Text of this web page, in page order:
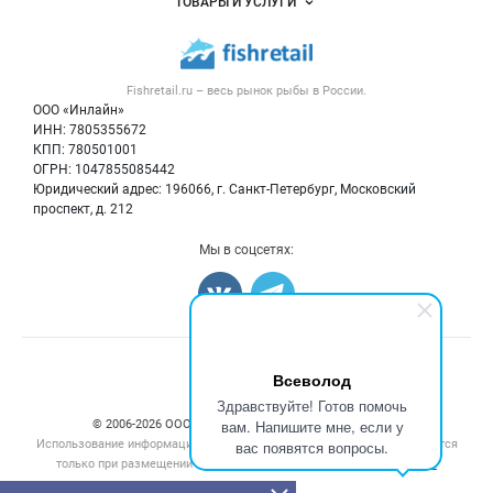
Всеволод
Здравствуйте! Готов помочь
вам. Напишите мне, если у
вас появятся вопросы.
Fishretail.ru – весь рынок рыбы в России.
ООО «Инлайн»
ИНН: 7805355672
КПП: 780501001
ОГРН: 1047855085442
Юридический адрес: 196066, г. Санкт-Петербург, Московский
проспект, д. 212
Размещение рекламы
Публичная оферта
Контактная информация
Политика обработки персональных данных
Новости рынка
Блог
Рыба
Икра
Мы в соцсетях:
Счетчики, авторское право, логотипы
© 2006‑2026 ООО “Инлайн”. 12+ Все права защищены.
Использование информации, размещенной на данном сайте, допускается
только при размещении активной гиперссылки на сайт
fishretail.ru